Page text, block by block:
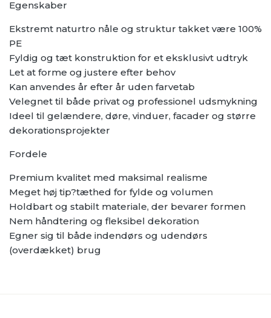
Egenskaber
Ekstremt naturtro nåle og struktur takket være 100%
PE
Fyldig og tæt konstruktion for et eksklusivt udtryk
Let at forme og justere efter behov
Kan anvendes år efter år uden farvetab
Velegnet til både privat og professionel udsmykning
Ideel til gelændere, døre, vinduer, facader og større
dekorationsprojekter
Fordele
Premium kvalitet med maksimal realisme
Meget høj tip?tæthed for fylde og volumen
Holdbart og stabilt materiale, der bevarer formen
Nem håndtering og fleksibel dekoration
Egner sig til både indendørs og udendørs
(overdækket) brug